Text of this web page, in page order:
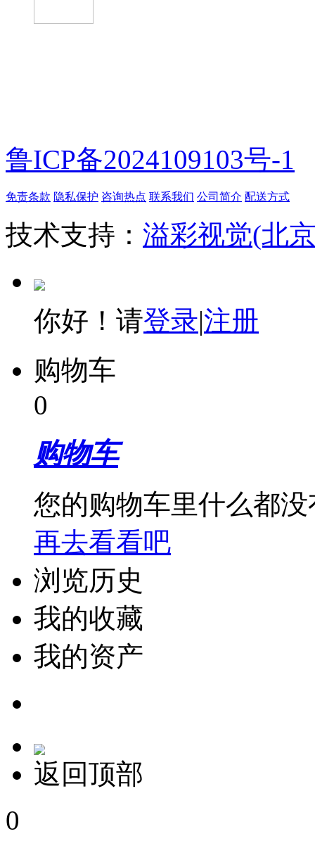
鲁ICP备2024109103号-1
免责条款 隐私保护 咨询热点 联系我们 公司简介 配送方式
技术支持： 溢彩视觉(北
你好！请登录|注册
购物车
0
购物车
您的购物车里什么都没
再去看看吧
浏览历史
我的收藏
我的资产
返回顶部
0